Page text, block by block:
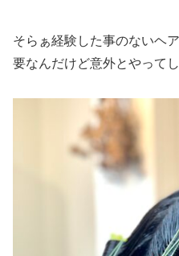
そらぁ経験した事のないヘ
要なんだけど意外とやって